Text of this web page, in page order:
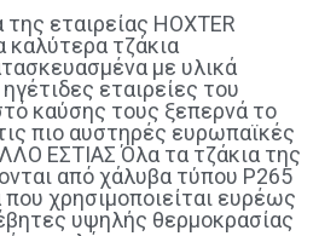
εταιρείας HOXTER
καλύτερα τζάκια
με υλικά
εταιρείες του
καύσης τους ξεπερνά το
πιο αυστηρές ευρωπαϊκές
ΕΣΤΙΑΣ Όλα τα τζάκια της
από χάλυβα τύπου P265
που χρησιμοποιείται ευρέως
υψηλής θερμοκρασίας